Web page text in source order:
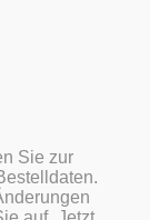
Sie zur